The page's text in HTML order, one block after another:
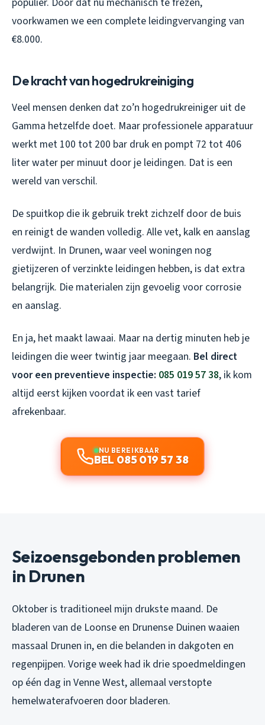
voorkwamen we een complete leidingvervanging van
€8.000.
De kracht van hogedrukreiniging
Veel mensen denken dat zo’n hogedrukreiniger uit de
Gamma hetzelfde doet. Maar professionele apparatuur
werkt met 100 tot 200 bar druk en pompt 72 tot 406
liter water per minuut door je leidingen. Dat is een
wereld van verschil.
De spuitkop die ik gebruik trekt zichzelf door de buis
en reinigt de wanden volledig. Alle vet, kalk en aanslag
verdwijnt. In Drunen, waar veel woningen nog
gietijzeren of verzinkte leidingen hebben, is dat extra
belangrijk. Die materialen zijn gevoelig voor corrosie
en aanslag.
En ja, het maakt lawaai. Maar na dertig minuten heb je
leidingen die weer twintig jaar meegaan. Bel direct
voor een preventieve inspectie: 085 019 57 38, ik kom
altijd eerst kijken voordat ik een vast tarief
afrekenbaar.
NU BEREIKBAAR
BEL 085 019 57 38
Seizoensgebonden problemen
in Drunen
Oktober is traditioneel mijn drukste maand. De
bladeren van de Loonse en Drunense Duinen waaien
massaal Drunen in, en die belanden in dakgoten en
regenpijpen. Vorige week had ik drie spoedmeldingen
op één dag in Venne West, allemaal verstopte
hemelwaterafvoeren door bladeren.